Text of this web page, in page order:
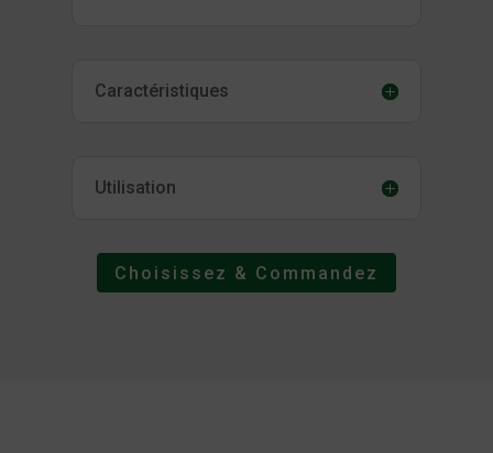
Caractéristiques
Utilisation
Choisissez & Commandez